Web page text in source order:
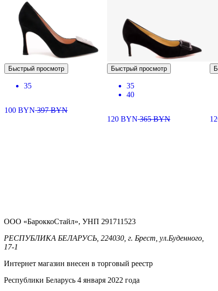
Быстрый просмотр
35
100 BYN397BYN
Быстрый просмотр
35
40
120 BYN365BYN
ООО «БароккоСтайл», УНП 291711523
РЕСПУБЛИКА БЕЛАРУСЬ, 224030, г. Брест, ул.Буденного,
17-1
Интернет магазин внесен в торговый реестр
Республики Беларусь 4 января 2022 года